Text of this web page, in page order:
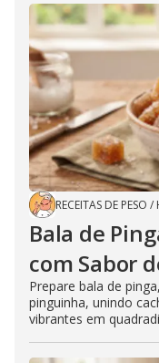
RECEITAS DE PESO /
Bala de
com Sabor
Prepare bala de
pinguinha, unindo
vibrantes em